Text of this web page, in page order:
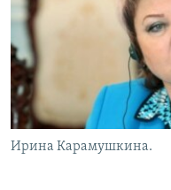
ЫҢГАЙСЫЗ СУРООЛОР
ЭЕ/АРнун бардык
Ирина Карамушкина.